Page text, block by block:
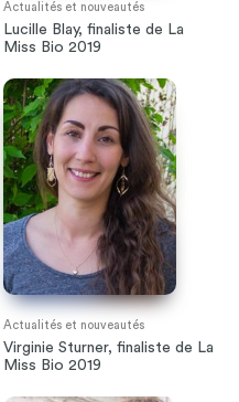
Actualités et nouveautés
Lucille Blay, finaliste de La
Miss Bio 2019
Actualités et nouveautés
Virginie Sturner, finaliste de La
Miss Bio 2019